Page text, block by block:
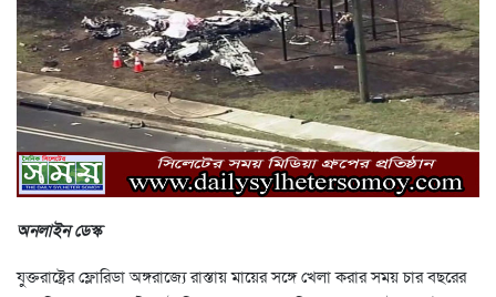
অনলাইন ডেস্ক
যুক্তরাষ্ট্রের ফ্লোরিডা অঙ্গরাজ্যে রাস্তায় মায়ের সঙ্গে খেলা করার সময় চার বছরের